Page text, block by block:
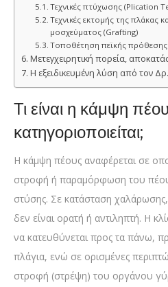
Τεχνικές πτύχωσης (Plication
Τεχνικές εκτομής της πλάκας
μοσχεύματος (Grafting)
Τοποθέτηση πεϊκής
Μετεγχειρητική πορεία,
Η εξειδικευμένη λύση από τον
Τι είναι η κάμψη
κατηγοριοποιείται;
Η κάμψη πέους αναφέρεται σε
στροφή ή παραμόρφωση του
στύσης. Σε κατάσταση
δεν είναι ορατή ή αντιληπτή. Η
να κατευθύνεται προς τα πάνω,
πλάγια, ενώ σε ορισμένες
στροφή (στρέψη) του οργάνου